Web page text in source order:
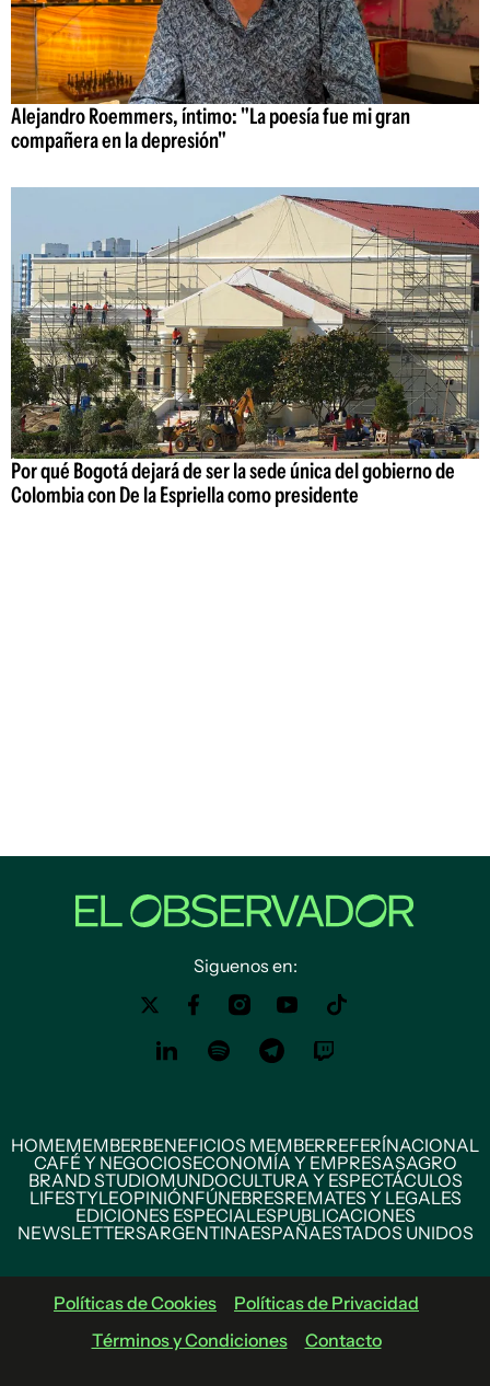
Alejandro Roemmers, íntimo: "La poesía fue mi gran
compañera en la depresión"
Por qué Bogotá dejará de ser la sede única del gobierno de
Colombia con De la Espriella como presidente
Siguenos en:
HOMEMEMBERBENEFICIOS MEMBERREFERÍNACIONAL
CAFÉ Y NEGOCIOSECONOMÍA Y EMPRESASAGRO
BRAND STUDIOMUNDOCULTURA Y ESPECTÁCULOS
LIFESTYLEOPINIÓNFÚNEBRESREMATES Y LEGALES
EDICIONES ESPECIALESPUBLICACIONES
NEWSLETTERSARGENTINAESPAÑAESTADOS UNIDOS
Políticas de Cookies
Políticas de Privacidad
Términos y Condiciones
Contacto